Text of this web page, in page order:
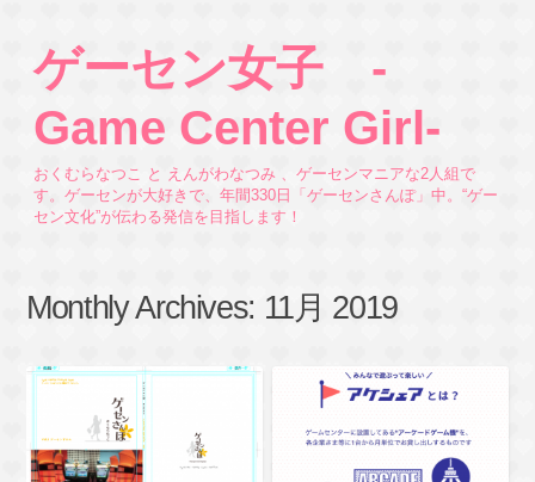
ゲーセン女子 -
Game Center Girl-
おくむらなつこ と えんがわなつみ 、ゲーセンマニアな2人組で
す。ゲーセンが大好きで、年間330日「ゲーセンさんぽ」中。“ゲー
セン文化”が伝わる発信を目指します！
Monthly Archives: 11月 2019